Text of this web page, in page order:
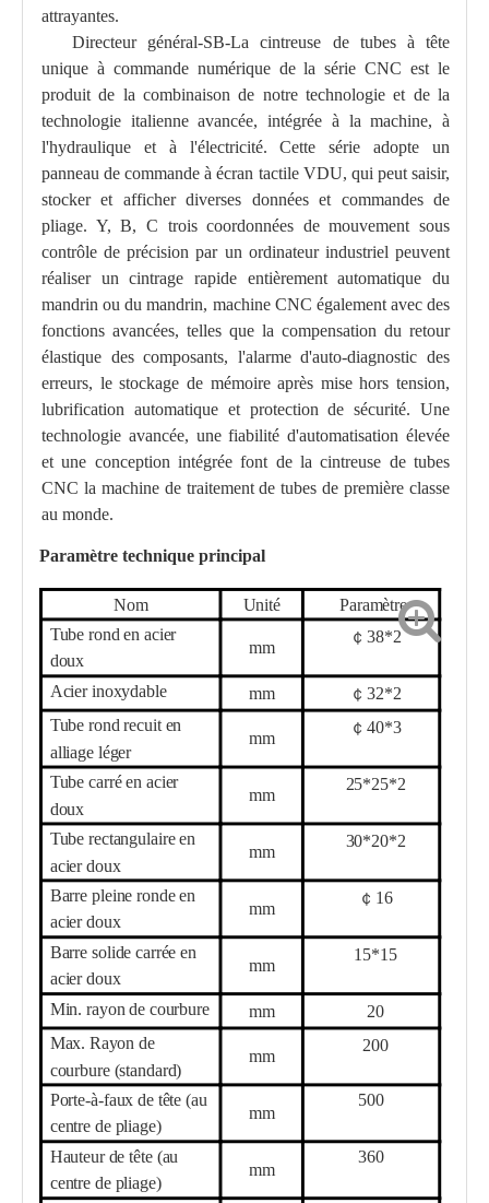
attrayantes.
Directeur général-SB-La cintreuse de tubes à tête
unique à commande numérique de la série CNC est le
produit de la combinaison de notre technologie et de la
technologie italienne avancée, intégrée à la machine, à
l'hydraulique et à l'électricité. Cette série adopte un
panneau de commande à écran tactile VDU, qui peut saisir,
stocker et afficher diverses données et commandes de
pliage. Y, B, C trois coordonnées de mouvement sous
contrôle de précision par un ordinateur industriel peuvent
réaliser un cintrage rapide entièrement automatique du
mandrin ou du mandrin, machine CNC également avec des
fonctions avancées, telles que la compensation du retour
élastique des composants, l'alarme d'auto-diagnostic des
erreurs, le stockage de mémoire après mise hors tension,
lubrification automatique et protection de sécurité. Une
technologie avancée, une fiabilité d'automatisation élevée
et une conception intégrée font de la cintreuse de tubes
CNC la machine de traitement de tubes de première classe
au monde.
Paramètre technique principal
Nom Unité Paramètre
Tube rond en acier
doux
mm
￠38*2
Acier inoxydable mm ￠32*2
Tube rond recuit en
alliage léger
mm
￠40*3
Tube carré en acier
doux
mm
25*25*2
Tube rectangulaire en
acier doux
mm
30*20*2
Barre pleine ronde en
acier doux
mm
￠ 16
Barre solide carrée en
acier doux
mm
15*15
Min. rayon de courbure mm 20
Max. Rayon de
courbure (standard)
mm
200
Porte-à-faux de tête (au
centre de pliage)
mm
500
Hauteur de tête (au
centre de pliage)
mm
360